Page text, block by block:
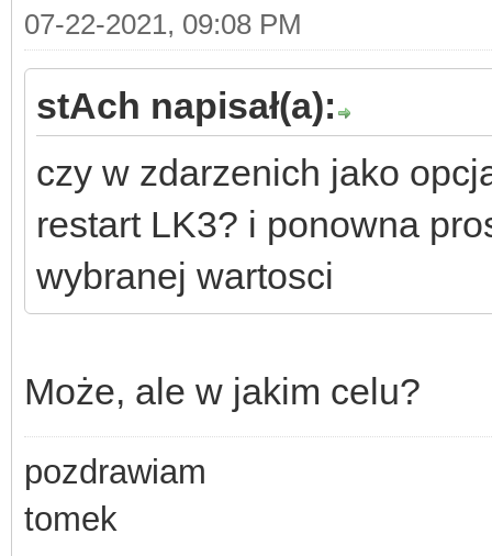
07-22-2021, 09:08 PM
stAch napisał(a):
czy w zdarzenich jako
restart LK3? i ponowna
wybranej wartosci
Może, ale w jakim celu?
pozdrawiam
tomek